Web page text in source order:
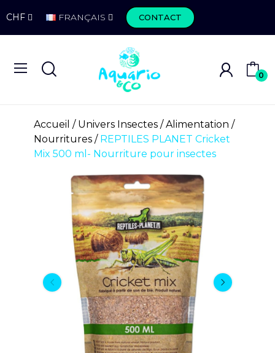
CHF FRANÇAIS CONTACT
0
Accueil Univers Insectes
Alimentation
Nourritures
REPTILES PLANET Cricket
Mix 500 ml- Nourriture pour insectes